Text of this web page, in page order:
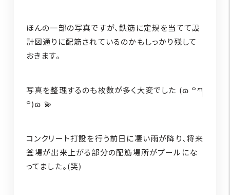
ほんの一部の写真ですが、鉄筋に定規を当てて設
計図通りに配筋されているのかもしっかり残して
おきます。
写真を整理するのも枚数が多く大変でした (ɷ ꒪ཀ
꒪)ɷ 💫
コンクリート打設を行う前日に凄い雨が降り、将来
釜場が出来上がる部分の配筋場所がプールにな
ってました。(笑)